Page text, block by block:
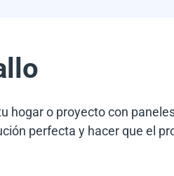
hogar o proyecto con
perfecta y hacer que el